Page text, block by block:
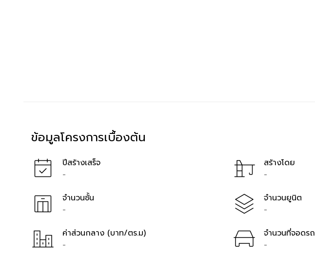
ข้อมูลโครงการเบื้องต้น
ปีสร้างเสร็จ
-
สร้างโดย
-
จำนวนชั้น
-
จำนวนยูนิต
-
ค่าส่วนกลาง (บาท/ตร.ม)
-
จำนวนที่จอดรถ
-